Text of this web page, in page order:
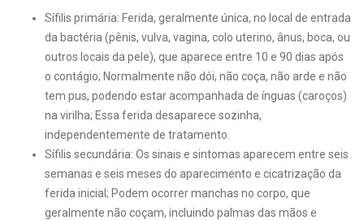
Sífilis primária: Ferida, geralmente única, no local de entrada
da bactéria (pênis, vulva, vagina, colo uterino, ânus, boca, ou
outros locais da pele), que aparece entre 10 e 90 dias após
o contágio; Normalmente não dói, não coça, não arde e não
tem pus, podendo estar acompanhada de ínguas (caroços)
na virilha; Essa ferida desaparece sozinha,
independentemente de tratamento.
Sífilis secundária: Os sinais e sintomas aparecem entre seis
semanas e seis meses do aparecimento e cicatrização da
ferida inicial; Podem ocorrer manchas no corpo, que
geralmente não coçam, incluindo palmas das mãos e